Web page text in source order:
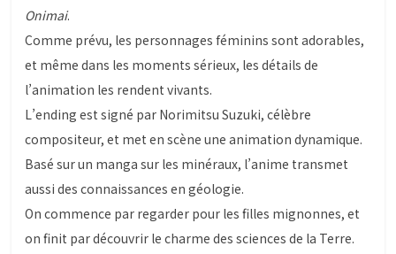
Onimai.
Comme prévu, les personnages féminins sont adorables,
et même dans les moments sérieux, les détails de
l’animation les rendent vivants.
L’ending est signé par Norimitsu Suzuki, célèbre
compositeur, et met en scène une animation dynamique.
Basé sur un manga sur les minéraux, l’anime transmet
aussi des connaissances en géologie.
On commence par regarder pour les filles mignonnes, et
on finit par découvrir le charme des sciences de la Terre.